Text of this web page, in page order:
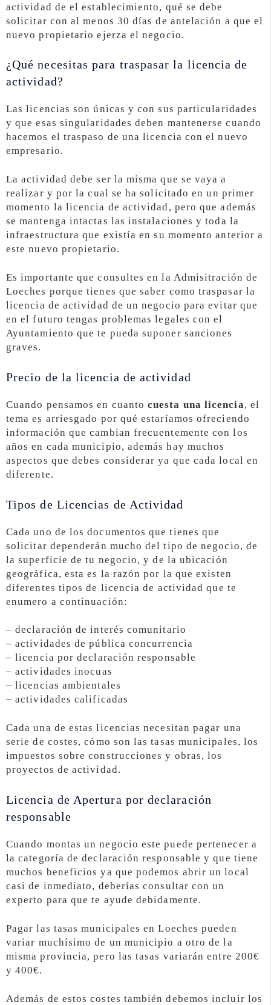
actividad de el establecimiento, qué se debe
solicitar con al menos 30 días de antelación a que el
nuevo propietario ejerza el negocio.
¿Qué necesitas para traspasar la licencia de
actividad?
Las licencias son únicas y con sus particularidades
y que esas singularidades deben mantenerse cuando
hacemos el traspaso de una licencia con el nuevo
empresario.
La actividad debe ser la misma que se vaya a
realizar y por la cual se ha solicitado en un primer
momento la licencia de actividad, pero que además
se mantenga intactas las instalaciones y toda la
infraestructura que existía en su momento anterior a
este nuevo propietario.
Es importante que consultes en la Admisitración de
Loeches porque tienes que saber como traspasar la
licencia de actividad de un negocio para evitar que
en el futuro tengas problemas legales con el
Ayuntamiento que te pueda suponer sanciones
graves.
Precio de la licencia de actividad
Cuando pensamos en cuantocuesta una licencia, el
tema es arriesgado por qué estaríamos ofreciendo
información que cambian frecuentemente con los
años en cada municipio, además hay muchos
aspectos que debes considerar ya que cada local en
diferente.
Tipos de Licencias de Actividad
Cada uno de los documentos que tienes que
solicitar dependerán mucho del tipo de negocio, de
la superficie de tu negocio, y de la ubicación
geográfica, esta es la razón por la que existen
diferentes tipos de licencia de actividad que te
enumero a continuación:
– declaración de interés comunitario
– actividades de pública concurrencia
– licencia por declaración responsable
– actividades inocuas
– licencias ambientales
– actividades calificadas
Cada una de estas licencias necesitan pagar una
serie de costes, cómo son las tasas municipales, los
impuestos sobre construcciones y obras, los
proyectos de actividad.
Licencia de Apertura por declaración
responsable
Cuando montas un negocio este puede pertenecer a
la categoría de declaración responsable y que tiene
muchos beneficios ya que podemos abrir un local
casi de inmediato, deberías consultar con un
experto para que te ayude debidamente.
Pagar las tasas municipales en Loeches pueden
variar muchísimo de un municipio a otro de la
misma provincia, pero las tasas variarán entre 200€
y 400€.
Además de estos costes también debemos incluir los